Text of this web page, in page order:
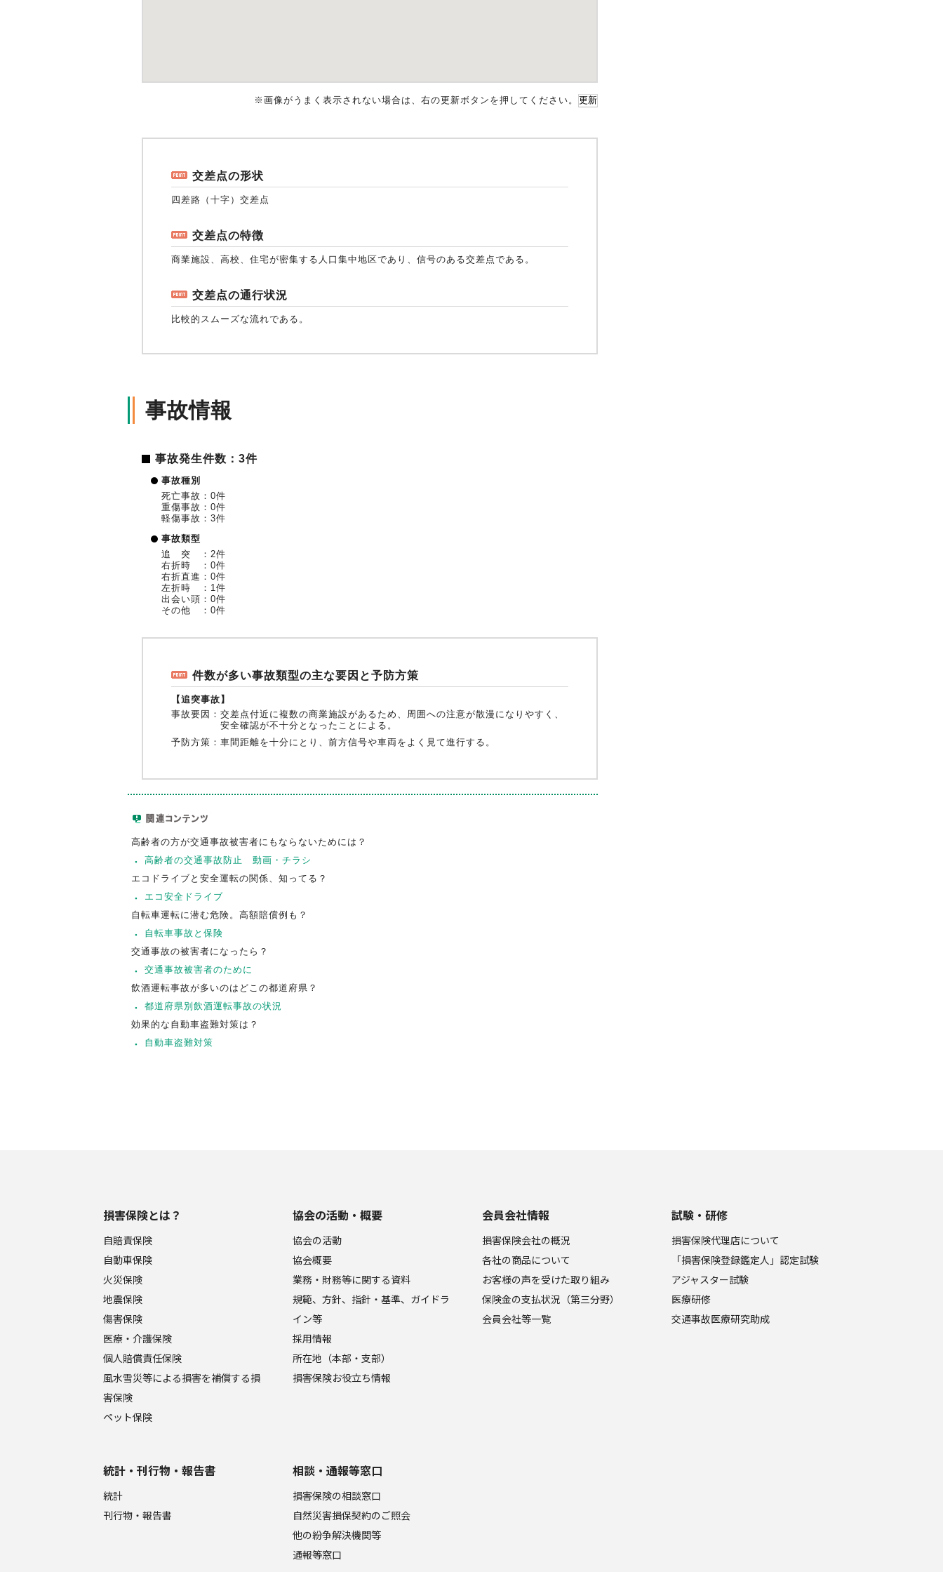
※画像がうまく表示されない場合は、右の更新ボタンを押してください。 更新
交差点の形状
四差路（十字）交差点
交差点の特徴
商業施設、高校、住宅が密集する人口集中地区であり、信号のある交差点である。
交差点の通行状況
比較的スムーズな流れである。
事故情報
事故発生件数：3件
事故種別
死亡事故：0件
重傷事故：0件
軽傷事故：3件
事故類型
追 突 ：2件
右折時 ：0件
右折直進：0件
左折時 ：1件
出会い頭：0件
その他 ：0件
件数が多い事故類型の主な要因と予防方策
【追突事故】
事故要因： 交差点付近に複数の商業施設があるため、周囲への注意が散漫になりやすく、
安全確認が不十分となったことによる。
予防方策： 車間距離を十分にとり、前方信号や車両をよく見て進行する。
高齢者の方が交通事故被害者にもならないためには？
高齢者の交通事故防止 動画・チラシ
エコドライブと安全運転の関係、知ってる？
エコ安全ドライブ
自転車運転に潜む危険。高額賠償例も？
自転車事故と保険
交通事故の被害者になったら？
交通事故被害者のために
飲酒運転事故が多いのはどこの都道府県？
都道府県別飲酒運転事故の状況
効果的な自動車盗難対策は？
自動車盗難対策
損害保険とは？
自賠責保険
自動車保険
火災保険
地震保険
傷害保険
医療・介護保険
個人賠償責任保険
風水雪災等による損害を補償する損
害保険
ペット保険
協会の活動・概要
協会の活動
協会概要
業務・財務等に関する資料
規範、方針、指針・基準、ガイドラ
イン等
採用情報
所在地（本部・支部）
損害保険お役立ち情報
会員会社情報
損害保険会社の概況
各社の商品について
お客様の声を受けた取り組み
保険金の支払状況（第三分野）
会員会社等一覧
試験・研修
損害保険代理店について
「損害保険登録鑑定人」認定試験
アジャスター試験
医療研修
交通事故医療研究助成
統計・刊行物・報告書
統計
刊行物・報告書
相談・通報等窓口
損害保険の相談窓口
自然災害損保契約のご照会
他の紛争解決機関等
通報等窓口